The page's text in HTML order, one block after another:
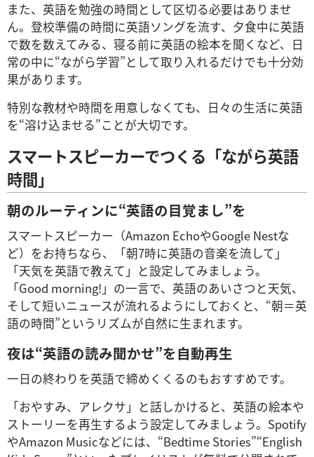
また、英語を勉強の時間として区切る必要はありませ
ん。登校準備の時間に英語ソングを流す、夕食中に英語
で数を数えてみる、寝る前に英語の絵本を聞くなど、日
常の中に“ながら学習”として取り入れるだけでも十分効
果があります。
特別な教材や時間を用意しなくても、日々の生活に英語
を“溶け込ませる”ことが大切です。
スマートスピーカーでつくる「ながら英語
時間」
朝のルーティンに“英語の目覚まし”を
スマートスピーカー（Amazon EchoやGoogle Nestな
ど）をお持ちなら、「朝7時に英語の音楽を流して」
「天気を英語で教えて」と設定してみましょう。
「Good morning!」の一言で、英語のあいさつと天気、
そして短いニュースが流れるようにしておくと、“朝＝英
語の時間”というリズムが自然に生まれます。
夜は“英語の読み聞かせ”を自動再生
一日の終わりを英語で締めくくるのもおすすめです。
「おやすみ、アレクサ」と話しかけると、英語の絵本や
ストーリーを再生するよう設定してみましょう。Spotify
やAmazon Musicなどには、“Bedtime Stories”“English